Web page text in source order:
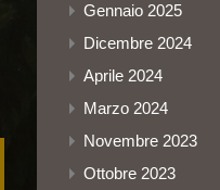
Gennaio 2025
Dicembre 2024
Aprile 2024
Marzo 2024
Novembre 2023
Ottobre 2023